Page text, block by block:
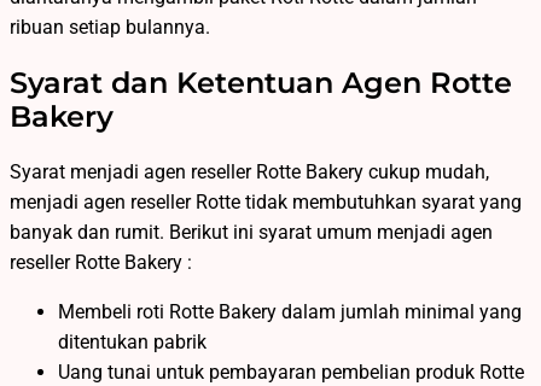
ribuan setiap bulannya.
Syarat dan Ketentuan Agen Rotte
Bakery
Syarat menjadi agen reseller Rotte Bakery cukup mudah,
menjadi agen reseller Rotte tidak membutuhkan syarat yang
banyak dan rumit. Berikut ini syarat umum menjadi agen
reseller Rotte Bakery :
Membeli roti Rotte Bakery dalam jumlah minimal yang
ditentukan pabrik
Uang tunai untuk pembayaran pembelian produk Rotte